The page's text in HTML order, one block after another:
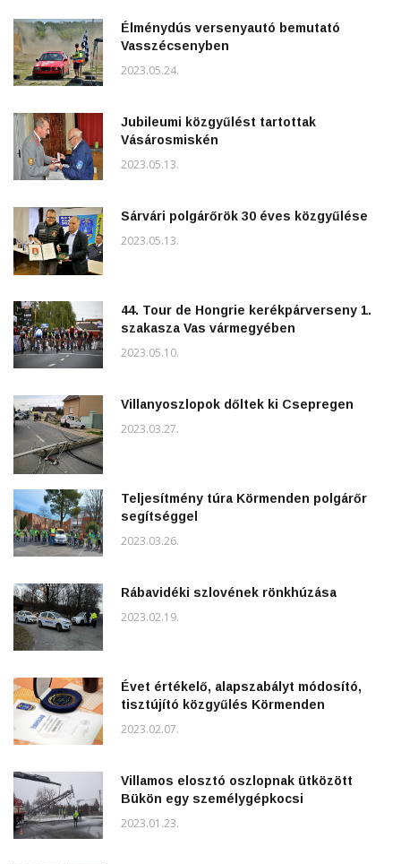
Élménydús versenyautó bemutató
Vasszécsenyben
2023.05.24.
Jubileumi közgyűlést tartottak
Vásárosmiskén
2023.05.13.
Sárvári polgárőrök 30 éves közgyűlése
2023.05.13.
44. Tour de Hongrie kerékpárverseny 1.
szakasza Vas vármegyében
2023.05.10.
Villanyoszlopok dőltek ki Csepregen
2023.03.27.
Teljesítmény túra Körmenden polgárőr
segítséggel
2023.03.26.
Rábavidéki szlovének rönkhúzása
2023.02.19.
Évet értékelő, alapszabályt módosító,
tisztújító közgyűlés Körmenden
2023.02.07.
Villamos elosztó oszlopnak ütközött
Bükön egy személygépkocsi
2023.01.23.